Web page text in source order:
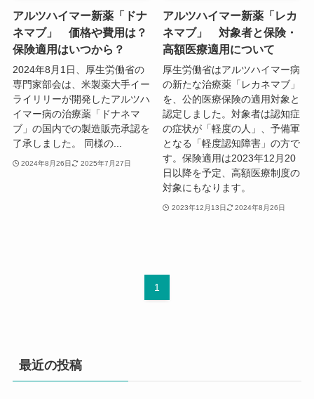
アルツハイマー新薬「ドナ
ネマブ」 価格や費用は？
保険適用はいつから？
2024年8月1日、厚生労働省の
専門家部会は、米製薬大手イー
ライリリーが開発したアルツハ
イマー病の治療薬「ドナネマ
ブ」の国内での製造販売承認を
了承しました。 同様の...
2024年8月26日 2025年7月27日
アルツハイマー新薬「レカ
ネマブ」 対象者と保険・
高額医療適用について
厚生労働省はアルツハイマー病
の新たな治療薬「レカネマブ」
を、公的医療保険の適用対象と
認定しました。対象者は認知症
の症状が「軽度の人」、予備軍
となる「軽度認知障害」の方で
す。保険適用は2023年12月20
日以降を予定、高額医療制度の
対象にもなります。
2023年12月13日 2024年8月26日
1
最近の投稿